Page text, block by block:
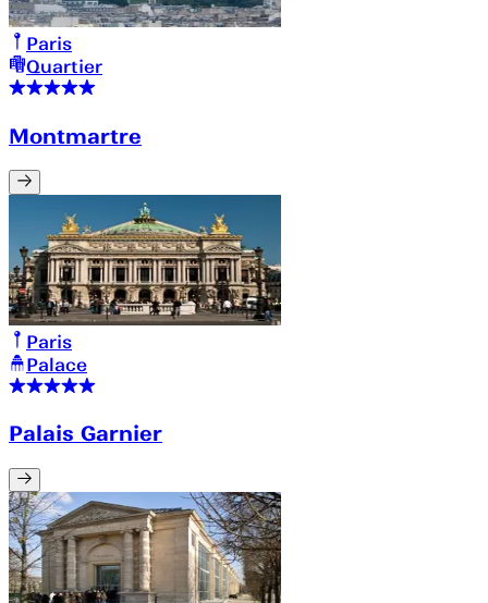
Paris
Quartier
Montmartre
Paris
Palace
Palais Garnier